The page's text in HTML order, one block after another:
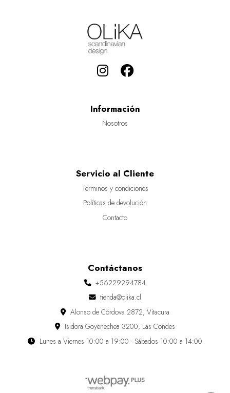
Información
Nosotros
Servicio al Cliente
Terminos y condiciones
Políticas de devolución
Contacto
Contáctanos
+56229294784
tienda@olika.cl
Alonso de Córdova 2872, Vitacura
Isidora Goyenechea 3200, Las Condes
Lunes a Viernes 10:00 a 19:00 - Sábados 10:00 a 14:00